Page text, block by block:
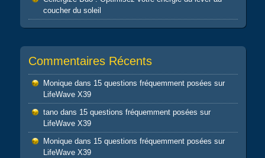
coucher du soleil
Commentaires Récents
Moniquedans 15 questions fréquemment posées sur
LifeWave X39
tanodans 15 questions fréquemment posées sur
LifeWave X39
Moniquedans 15 questions fréquemment posées sur
LifeWave X39